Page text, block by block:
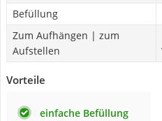
Befüllung
Zum Aufhängen | zum
Aufstellen
Vorteile
einfache Befüllung